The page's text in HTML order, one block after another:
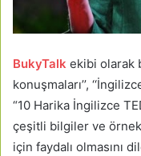
BukyTalk ekibi olarak
konuşmaları’’,
“10 Harika İngilizce
çeşitli bilgiler ve
için faydalı olmasını